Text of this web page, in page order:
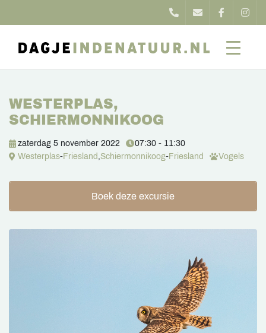
WESTERPLAS,
SCHIERMONNIKOOG
zaterdag 5 november 2022
07:30 - 11:30
Westerplas-Friesland ,Schiermonnikoog-Friesland Vogels
Boek deze excursie